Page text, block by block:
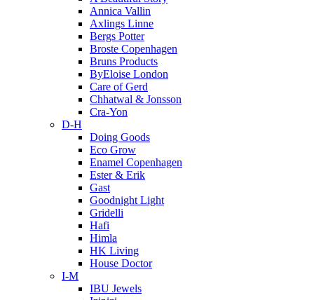
Annica Vallin
Axlings Linne
Bergs Potter
Broste Copenhagen
Bruns Products
ByEloise London
Care of Gerd
Chhatwal & Jonsson
Cra-Yon
D-H
Doing Goods
Eco Grow
Enamel Copenhagen
Ester & Erik
Gast
Goodnight Light
Gridelli
Hafi
Himla
HK Living
House Doctor
I-M
IBU Jewels